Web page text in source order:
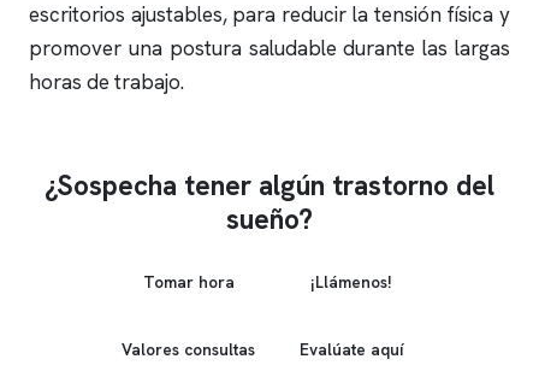
escritorios ajustables, para reducir la tensión física y
promover una postura saludable durante las largas
horas de trabajo.
¿Sospecha tener algún trastorno del
sueño?
Tomar hora ¡Llámenos!
Valores consultas Evalúate aquí